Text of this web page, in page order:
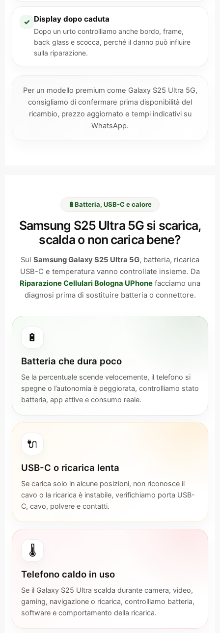
✓ Display dopo caduta
Dopo un urto controlliamo anche bordo, frame,
back glass e scocca, perché il danno può influire
sulla riparazione.
Per un modello premium come Galaxy S25 Ultra 5G,
consigliamo di confermare prima disponibilità del
ricambio, prezzo aggiornato e tempi indicativi su
WhatsApp.
🔋Batteria, USB-C e calore
Samsung S25 Ultra 5G si scarica,
scalda o non carica bene?
Sul Samsung Galaxy S25 Ultra 5G, batteria, ricarica
USB-C e temperatura vanno controllate insieme. Da
Riparazione Cellulari Bologna UPhone facciamo una
diagnosi prima di sostituire batteria o connettore.
🔋
Batteria che dura poco
Se la percentuale scende velocemente, il telefono si
spegne o l’autonomia è peggiorata, controlliamo stato
batteria, app attive e consumo reale.
🔌
USB-C o ricarica lenta
Se carica solo in alcune posizioni, non riconosce il
cavo o la ricarica è instabile, verifichiamo porta USB-
C, cavo, polvere e contatti.
🌡️
Telefono caldo in uso
Se il Galaxy S25 Ultra scalda durante camera, video,
gaming, navigazione o ricarica, controlliamo batteria,
software e comportamento della ricarica.